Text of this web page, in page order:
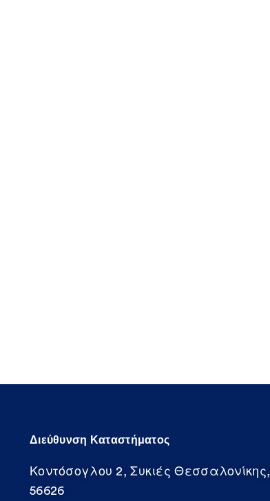
Διεύθυνση Καταστήματος
Κοντόσογλου 2, Συκιές Θεσσαλονίκης,
56626